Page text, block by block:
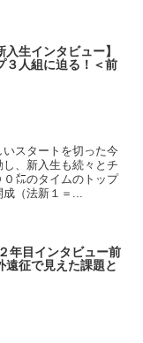
入生インタビュー】
３人組に迫る！＜前
いスタートを切った今
、新入生も続々とチ
㍍のタイムのトップ
（法新１＝...
年目インタビュー前
遠征で見えた課題と